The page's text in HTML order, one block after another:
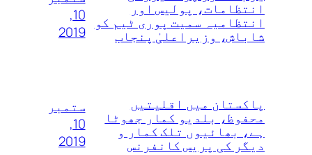
انتظامات، پولیس اور
انتظامیہ سمیت پوری ٹیم کو
شاباش، وزیراعلیٰ پنجاب
10,
2019
پاکستان میں اقلیتیں
محفوظ، بلدیو کمار جھوٹا
ہے، بھائیوں تلک کمار و
دیگر کی پریس کانفرنس
ستمبر
10,
2019